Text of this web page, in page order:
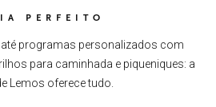
PERFEITO
até programas personalizados com
para caminhada e piqueniques: a
Lemos oferece tudo.